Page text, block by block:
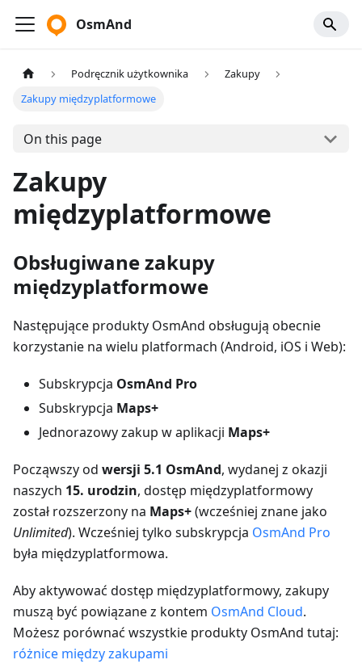
OsmAnd
Podręcznik użytkownika
Zakupy
Zakupy międzyplatformowe
On this page
Zakupy
międzyplatformowe
Obsługiwane zakupy
międzyplatformowe
Następujące produkty OsmAnd obsługują obecnie
korzystanie na wielu platformach (Android, iOS i Web):
Subskrypcja OsmAnd Pro
Subskrypcja Maps+
Jednorazowy zakup w aplikacji Maps+
Począwszy od wersji 5.1 OsmAnd, wydanej z okazji
naszych 15. urodzin, dostęp międzyplatformowy
został rozszerzony na Maps+(wcześniej znane jako
Unlimited). Wcześniej tylko subskrypcja OsmAnd Pro
była międzyplatformowa.
Aby aktywować dostęp międzyplatformowy, zakupy
muszą być powiązane z kontem OsmAnd Cloud.
Możesz porównać wszystkie produkty OsmAnd tutaj:
różnice między zakupami